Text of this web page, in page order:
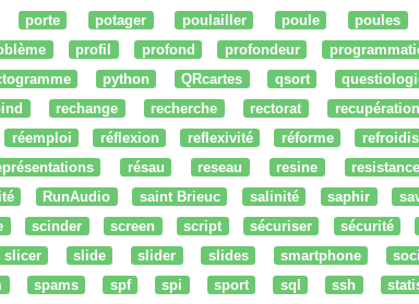
porte potager poulailler poule poules
profil profond profondeur
python QRcartes qsort
rechange recherche rectorat recupération
réemploi réflexion reflexivité réforme
résau reseau resine
RunAudio saint Brieuc salinité saphir
scinder screen script sécuriser sécurité
slicer slide slider slides smartphone
spams spf spi sport sql ssh